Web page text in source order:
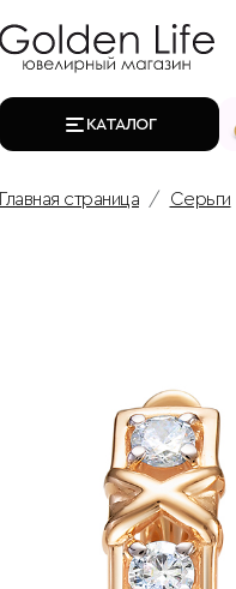
КАТАЛОГ
Главная страница Серьги